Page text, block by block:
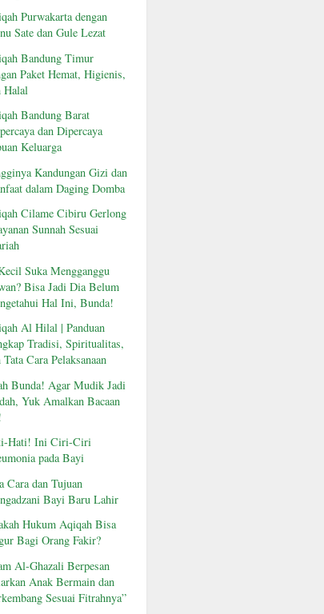
Purwakarta dengan
Sate dan Gule Lezat
Bandung Timur
Paket Hemat, Higienis,
Halal
Bandung Barat
dan Dipercaya
Keluarga
Kandungan Gizi dan
dalam Daging Domba
Cilame Cibiru Gerlong
Sunnah Sesuai
Suka Mengganggu
Bisa Jadi Dia Belum
Hal Ini, Bunda!
Al Hilal | Panduan
Tradisi, Spiritualitas,
Tata Cara Pelaksanaan
Bunda! Agar Mudik Jadi
Yuk Amalkan Bacaan
Hati! Ini Ciri-Ciri
pada Bayi
Cara dan Tujuan
Bayi Baru Lahir
Hukum Aqiqah Bisa
Bagi Orang Fakir?
Al-Ghazali Berpesan
Anak Bermain dan
Sesuai Fitrahnya”